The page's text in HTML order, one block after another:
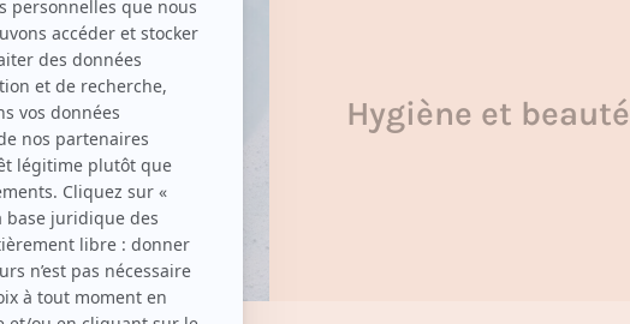
Hygiène et beauté